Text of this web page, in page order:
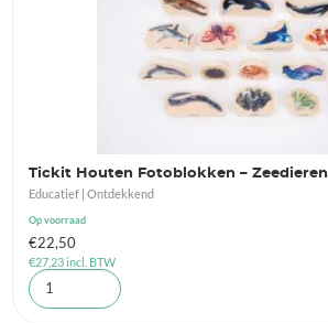
Tickit Houten Fotoblokken – Zeedieren
Educatief | Ontdekkend
Op voorraad
€22,50
€27,23incl. BTW